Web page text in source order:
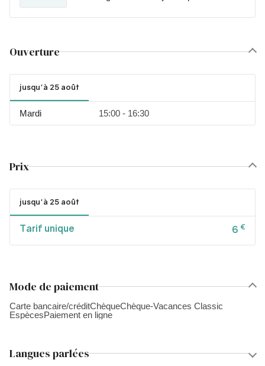
Ouverture
jusqu'à 25 août
Mardi 15:00 - 16:30
Prix
jusqu'à 25 août
Tarif unique 6 €
Mode de paiement
Carte bancaire/créditChèqueChèque-Vacances Classic
EspècesPaiement en ligne
Langues parlées